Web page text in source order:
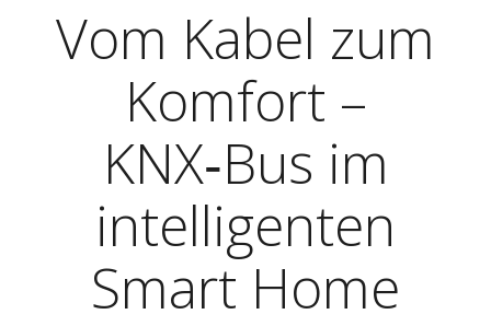
Vom Kabel zum
Komfort –
KNX‑Bus im
intelligenten
Smart Home